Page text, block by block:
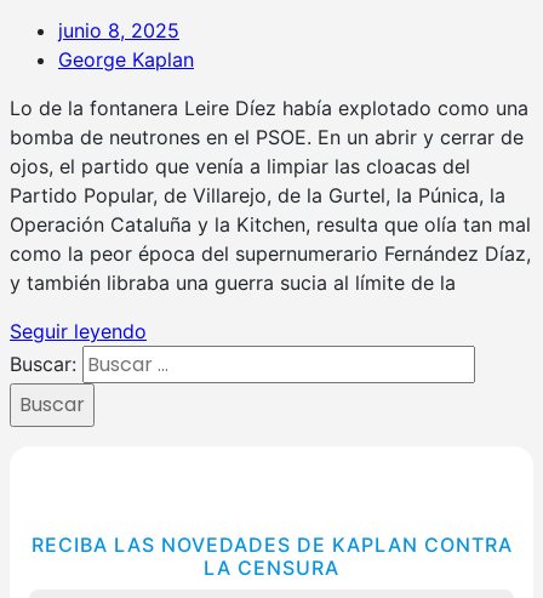
junio 8, 2025
George Kaplan
Lo de la fontanera Leire Díez había explotado como una
bomba de neutrones en el PSOE. En un abrir y cerrar de
ojos, el partido que venía a limpiar las cloacas del
Partido Popular, de Villarejo, de la Gurtel, la Púnica, la
Operación Cataluña y la Kitchen, resulta que olía tan mal
como la peor época del supernumerario Fernández Díaz,
y también libraba una guerra sucia al límite de la
Seguir leyendo
Buscar:
Buscar
RECIBA LAS NOVEDADES DE KAPLAN CONTRA
LA CENSURA